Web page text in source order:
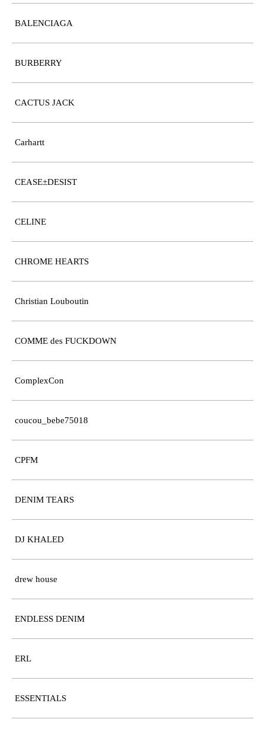
BALENCIAGA
BURBERRY
CACTUS JACK
Carhartt
CEASE±DESIST
CELINE
CHROME HEARTS
Christian Louboutin
COMME des FUCKDOWN
ComplexCon
coucou_bebe75018
CPFM
DENIM TEARS
DJ KHALED
drew house
ENDLESS DENIM
ERL
ESSENTIALS